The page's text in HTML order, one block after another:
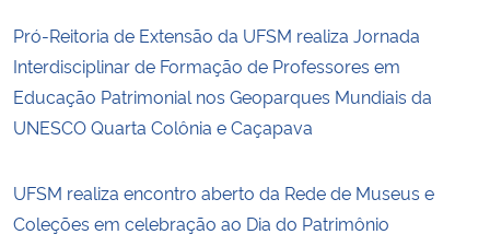
Pró-Reitoria de Extensão da UFSM realiza Jornada
Interdisciplinar de Formação de Professores em
Educação Patrimonial nos Geoparques Mundiais da
UNESCO Quarta Colônia e Caçapava
UFSM realiza encontro aberto da Rede de Museus e
Coleções em celebração ao Dia do Patrimônio